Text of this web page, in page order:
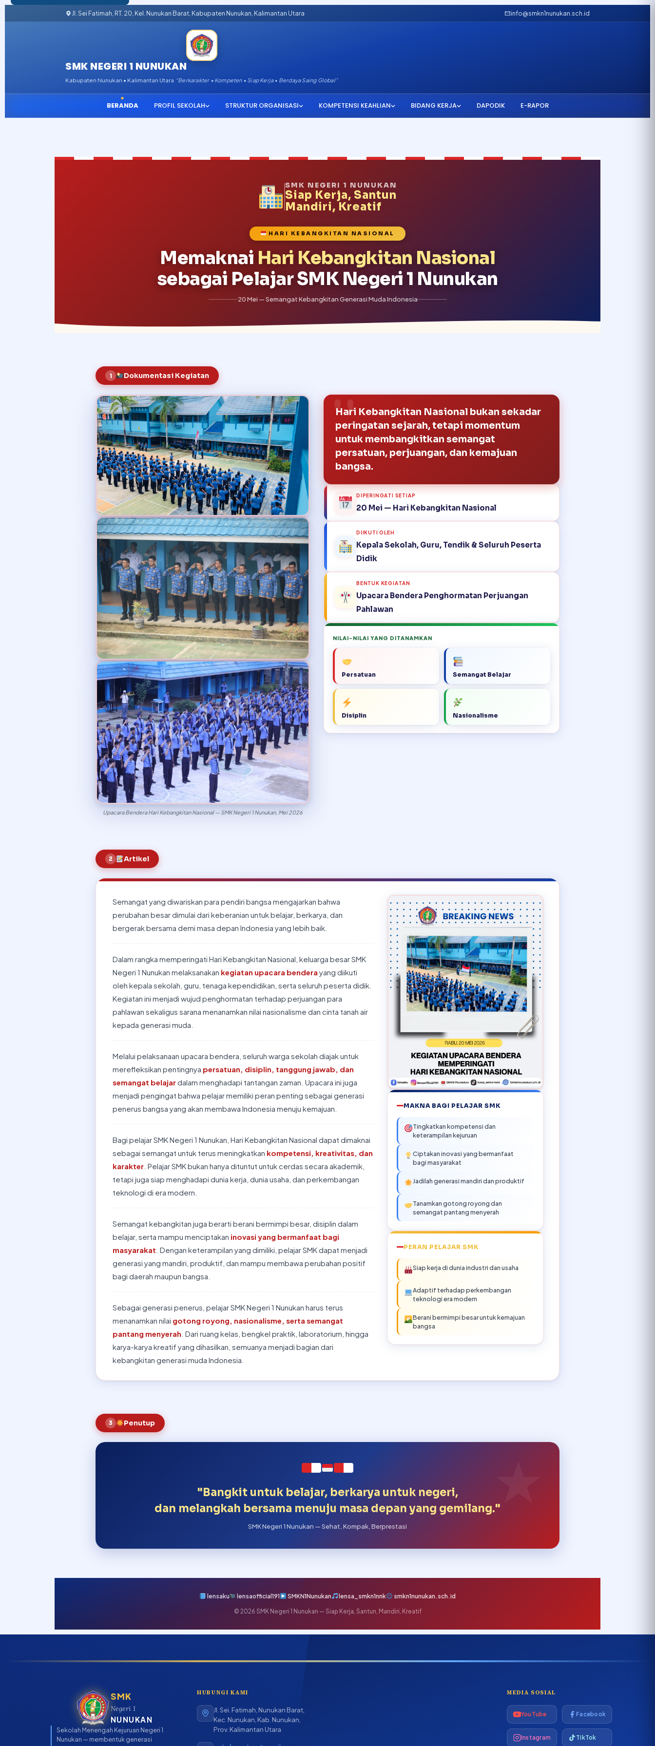
Jl. Sei Fatimah, RT. 20, Kel. Nunukan Barat, Kabupaten Nunukan, Kalimantan Utara info@smkn1nunukan.sch.id
SMK NEGERI 1 NUNUKAN
Kabupaten Nunukan • Kalimantan Utara “Berkarakter • Kompeten • Siap Kerja • Berdaya Saing Global”
BERANDA PROFIL SEKOLAH STRUKTUR ORGANISASI KOMPETENSI KEAHLIAN BIDANG KERJA DAPODIK E-RAPOR
SMK NEGERI 1 NUNUKAN
Siap Kerja, Santun
Mandiri, Kreatif
HARI KEBANGKITAN NASIONAL
Memaknai Hari Kebangkitan Nasional
sebagai Pelajar SMK Negeri 1 Nunukan
20 Mei — Semangat Kebangkitan Generasi Muda Indonesia
1 Dokumentasi Kegiatan
Upacara Bendera Hari Kebangkitan Nasional — SMK Negeri 1 Nunukan, Mei 2026
Hari Kebangkitan Nasional bukan sekadar
peringatan sejarah, tetapi momentum
untuk membangkitkan semangat
persatuan, perjuangan, dan kemajuan
bangsa.
DIPERINGATI SETIAP
20 Mei — Hari Kebangkitan Nasional
DIIKUTI OLEH
Kepala Sekolah, Guru, Tendik & Seluruh Peserta
Didik
BENTUK KEGIATAN
Upacara Bendera Penghormatan Perjuangan
Pahlawan
NILAI-NILAI YANG DITANAMKAN
Persatuan Semangat Belajar
Disiplin Nasionalisme
2 Artikel
Semangat yang diwariskan para pendiri bangsa mengajarkan bahwa
perubahan besar dimulai dari keberanian untuk belajar, berkarya, dan
bergerak bersama demi masa depan Indonesia yang lebih baik.
Dalam rangka memperingati Hari Kebangkitan Nasional, keluarga besar SMK
Negeri 1 Nunukan melaksanakan kegiatan upacara bendera yang diikuti
oleh kepala sekolah, guru, tenaga kependidikan, serta seluruh peserta didik.
Kegiatan ini menjadi wujud penghormatan terhadap perjuangan para
pahlawan sekaligus sarana menanamkan nilai nasionalisme dan cinta tanah air
kepada generasi muda.
Melalui pelaksanaan upacara bendera, seluruh warga sekolah diajak untuk
merefleksikan pentingnya persatuan, disiplin, tanggung jawab, dan
semangat belajardalam menghadapi tantangan zaman. Upacara ini juga
menjadi pengingat bahwa pelajar memiliki peran penting sebagai generasi
penerus bangsa yang akan membawa Indonesia menuju kemajuan.
Bagi pelajar SMK Negeri 1 Nunukan, Hari Kebangkitan Nasional dapat dimaknai
sebagai semangat untuk terus meningkatkan kompetensi, kreativitas, dan
karakter . Pelajar SMK bukan hanya dituntut untuk cerdas secara akademik,
tetapi juga siap menghadapi dunia kerja, dunia usaha, dan perkembangan
teknologi di era modern.
Semangat kebangkitan juga berarti berani bermimpi besar, disiplin dalam
belajar, serta mampu menciptakan inovasi yang bermanfaat bagi
masyarakat . Dengan keterampilan yang dimiliki, pelajar SMK dapat menjadi
generasi yang mandiri, produktif, dan mampu membawa perubahan positif
bagi daerah maupun bangsa.
Sebagai generasi penerus, pelajar SMK Negeri 1 Nunukan harus terus
menanamkan nilai gotong royong, nasionalisme, serta semangat
pantang menyerah . Dari ruang kelas, bengkel praktik, laboratorium, hingga
karya-karya kreatif yang dihasilkan, semuanya menjadi bagian dari
kebangkitan generasi muda Indonesia.
MAKNA BAGI PELAJAR SMK
Tingkatkan kompetensi dan
keterampilan kejuruan
Ciptakan inovasi yang bermanfaat
bagi masyarakat
Jadilah generasi mandiri dan produktif
Tanamkan gotong royong dan
semangat pantang menyerah
PERAN PELAJAR SMK
Siap kerja di dunia industri dan usaha
Adaptif terhadap perkembangan
teknologi era modern
Berani bermimpi besar untuk kemajuan
bangsa
3 Penutup
"Bangkit untuk belajar, berkarya untuk negeri,
dan melangkah bersama menuju masa depan yang gemilang."
SMK Negeri 1 Nunukan — Sehat, Kompak, Berprestasi
lensaku lensaofficial191 SMKN1Nunukan lensa_smkn1nnk smkn1nunukan.sch.id
© 2026 SMK Negeri 1 Nunukan — Siap Kerja, Santun, Mandiri, Kreatif
SMK
Negeri 1
NUNUKAN
Sekolah Menengah Kejuruan Negeri 1
Nunukan — membentuk generasi
HUBUNGI KAMI
Jl. Sei. Fatimah, Nunukan Barat,
Kec. Nunukan, Kab. Nunukan,
Prov. Kalimantan Utara
MEDIA SOSIAL
YouTube Facebook
Instagram TikTok